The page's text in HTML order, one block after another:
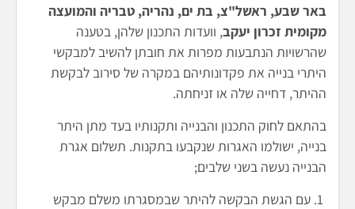
בארשבע, ראשל"צ, בת ים, נהריה, טבריה והמועצה
מקומית זכרון יעקב, וועדות התכנון שלהן, בטענה
שהרשויות הנתבעות מפרות את חובתן להשיב למבקשי
היתרי בנייה את פקדונותיהם במקרה של סירוב לבקשת
ההיתר, דחייה שלה או זניחתה.
בהתאם לחוק התכנון והבנייה ותקנותיו בעד מתן היתר
בנייה, ישולמו האגרות שנקבעו בתקנות. תשלום אגרת
הבנייה נעשה בשני שלבים;
עם הגשת הבקשה להיתר שבמסגרתו משלם מבקש